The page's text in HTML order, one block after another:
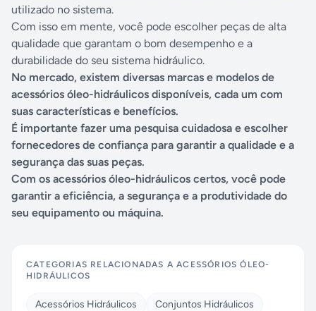
utilizado no sistema.
Com isso em mente, você pode escolher peças de alta
qualidade que garantam o bom desempenho e a
durabilidade do seu sistema hidráulico.
No mercado, existem diversas marcas e modelos de
acessórios óleo-hidráulicos disponíveis, cada um com
suas características e benefícios.
É importante fazer uma pesquisa cuidadosa e escolher
fornecedores de confiança para garantir a qualidade e a
segurança das suas peças.
Com os acessórios óleo-hidráulicos certos, você pode
garantir a eficiência, a segurança e a produtividade do
seu equipamento ou máquina.
CATEGORIAS RELACIONADAS AACESSÓRIOS ÓLEO-
HIDRÁULICOS
Acessórios Hidráulicos
Conjuntos Hidráulicos